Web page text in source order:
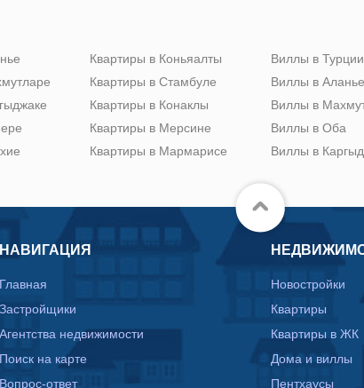
Квартиры в Коньяалты
Квартиры в Стамбуле
Квартиры в Конаклы
Квартиры в Мерсине
Квартиры в Мармарисе
Виллы в Турции
Виллы в Аланье
Виллы в
Виллы в Оба
Виллы в
НАВИГАЦИЯ
Главная
Застройщики
Агентства недвижимости
Поиск на карте
Вопрос-ответ
Новостройки
Квартиры
Квартиры в ЖК
Дома и виллы
Пентхаусы